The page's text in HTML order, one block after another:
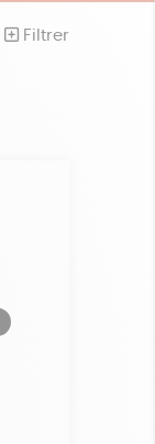
Filtrer